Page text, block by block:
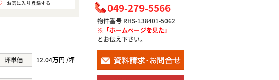
坪単価 12.04万円 /坪
049-279-5566
物件番号 RHS-138401-5062
※「ホームページを見た」
とお伝え下さい。